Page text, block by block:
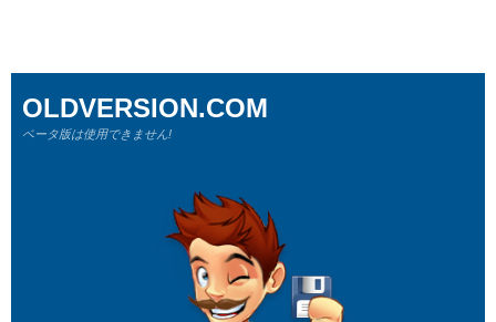
OLDVERSION.COM
ベータ版は使用できません!